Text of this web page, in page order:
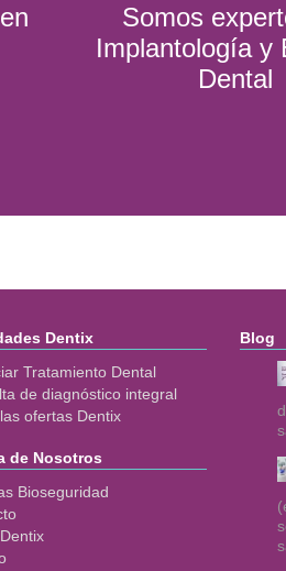
Somos
Implantología y
Dental
Dentix
Tratamiento Dental
de diagnóstico integral
ofertas Dentix
de Nosotros
Bioseguridad
Blog